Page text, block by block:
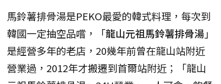
馬鈴薯排骨湯是PEKO最愛的韓式料理，每次到
韓國一定抽空品嚐，「龍山元祖馬鈴薯排骨湯」
是經營多年的老店，20幾年前曾在龍山站附近
營業過，2012年才搬遷到首爾站附近；「龍山